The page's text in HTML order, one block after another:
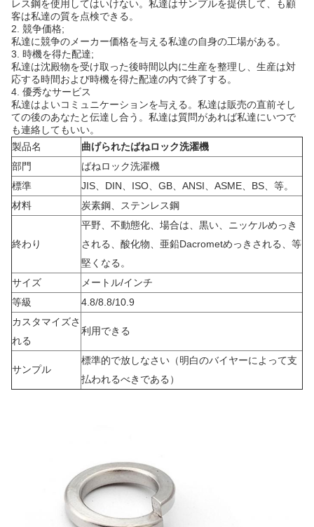
レス鋼を使用してはいけない。私達はサンプルを提供して、も顧
客は私達の質を点検できる。
2. 競争価格;
私達に競争のメーカー価格を与える私達の自身の工場がある。
3. 時機を得た配達;
私達は沈殿物を受け取った後時間以内に生産を整理し、生産は対
応する時間および時機を得た配達の内で終了する。
4. 優秀なサービス
私達はよいコミュニケーションを与える。私達は販売の直前そし
ての後のあなたと伝達し合う。私達は質問があれば私達にいつで
も連絡してもいい。
製品名
曲げられたばねロック洗濯機
部門
ばねロック洗濯機
標準
JIS、DIN、ISO、GB、ANSI、ASME、BS、等。
材料
炭素鋼、ステンレス鋼
終わり
平野、不動態化、場合は、黒い、ニッケルめっき
される、酸化物、亜鉛Dacrometめっきされる、等
堅くなる。
サイズ
メートル/インチ
等級
4.8/8.8/10.9
カスタマイズさ
れる
利用できる
サンプル
標準的で放しなさい（明白のバイヤーによって支
払われるべきである）